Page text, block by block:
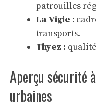
patrouilles
La Vigie :
transports.
Thyez :
Aperçu sécurité
urbaines